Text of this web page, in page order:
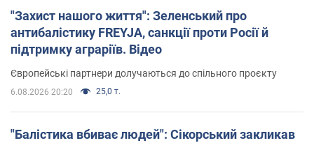
"Захист нашого життя": Зеленський про
антибалістику FREYJA, санкції проти Росії й
підтримку аграріїв. Відео
Європейські партнери долучаються до спільного проєкту
6.08.2026 20:20 25,0 т.
"Балістика вбиває людей": Сікорський закликав